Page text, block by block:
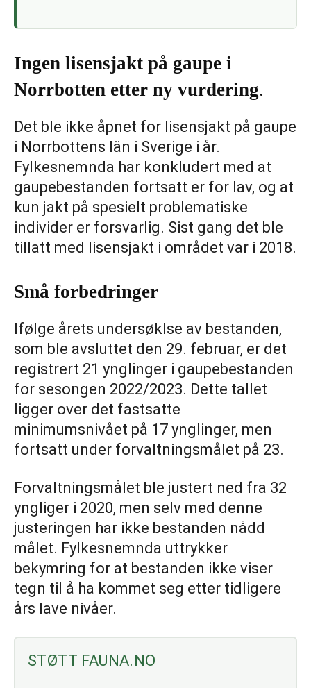
Ingen lisensjakt på gaupe i
Norrbotten etter ny vurdering.
Det ble ikke åpnet for lisensjakt på gaupe
i Norrbottens län i Sverige i år.
Fylkesnemnda har konkludert med at
gaupebestanden fortsatt er for lav, og at
kun jakt på spesielt problematiske
individer er forsvarlig. Sist gang det ble
tillatt med lisensjakt i området var i 2018.
Små forbedringer
Ifølge årets undersøklse av bestanden,
som ble avsluttet den 29. februar, er det
registrert 21 ynglinger i gaupebestanden
for sesongen 2022/2023. Dette tallet
ligger over det fastsatte
minimumsnivået på 17 ynglinger, men
fortsatt under forvaltningsmålet på 23.
Forvaltningsmålet ble justert ned fra 32
yngliger i 2020, men selv med denne
justeringen har ikke bestanden nådd
målet. Fylkesnemnda uttrykker
bekymring for at bestanden ikke viser
tegn til å ha kommet seg etter tidligere
års lave nivåer.
STØTT FAUNA.NO